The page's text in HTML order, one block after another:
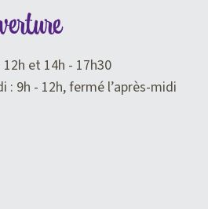
et 14h - 17h30
: 9h - 12h, fermé l’après-midi